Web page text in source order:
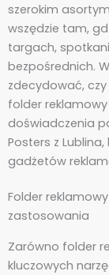
szerokim
wszędzie tam,
targach,
bezpośrednich.
zdecydować,
folder
doświadczenia
Posters z
gadżetów
Folder
zastosowania
Zarówno folder
kluczowych